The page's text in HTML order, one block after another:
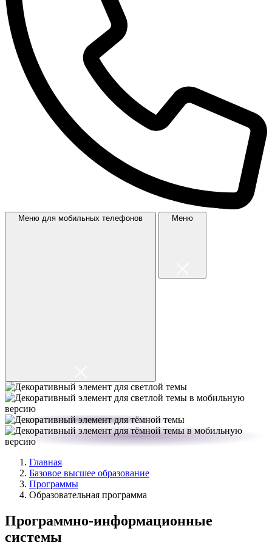
Меню для мобильных телефонов Меню
Главная
Базовое высшее образование
Программы
Образовательная программа
Программно-информационные
системы